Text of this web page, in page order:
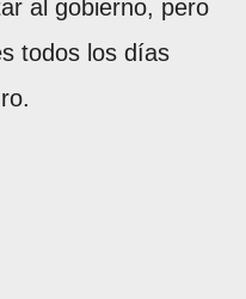
al gobierno, pero
todos los días